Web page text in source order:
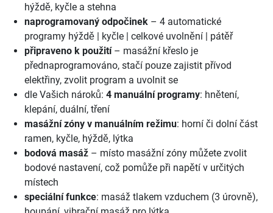
hýždě, kyčle a stehna
naprogramovaný odpočinek – 4 automatické
programy hýždě | kyčle | celkové uvolnění | pátěř
připraveno k použití– masážní křeslo je
přednaprogramováno, stačí pouze zajistit přívod
elektřiny, zvolit program a uvolnit se
dle Vašich nároků: 4 manuální programy: hnětení,
klepání, duální, tření
masážní zóny v manuálním režimu: horní či dolní část
ramen, kyčle, hýždě, lýtka
bodová masáž – místo masážní zóny můžete zvolit
bodové nastavení, což pomůže při napětí v určitých
místech
speciální funkce: masáž tlakem vzduchem (3 úrovně),